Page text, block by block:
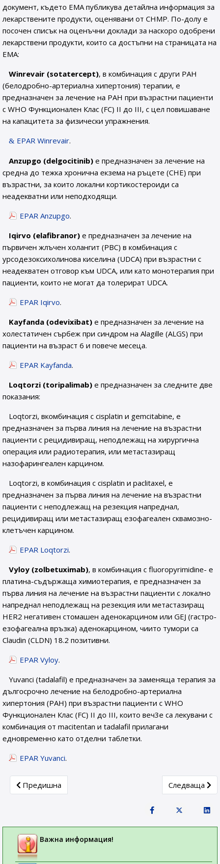
документ, където EMA публикува детайлна информация за
лекарствените продукти, оценявани от CHMP. По-долу е
посочен списък на оценъчни доклади за наскоро одобрени
лекарствени продукти, които са достъпни на страницата на
EMA:
Winrevair (sotatercept), в комбинация с други PAH
(белодробно-артериална хипертония) терапии, е
предназначен за лечение на РАН при възрастни пациенти
с WHO Функционален Клас (FC) II до III, с цел повишаване
на капацитета за физически упражнения.
EPAR Winrevair.
Anzupgo (delgocitinib) е предназначен за лечение на
средна до тежка хронична екзема на ръцете (CHE) при
възрастни, за които локални кортикостероиди са
неадекватни или неподходящи.
EPAR Anzupgo.
Iqirvo (elafibranor) е предназначен за лечение на
първичен жлъчен холангит (PBC) в комбинация с
урсодезоксихолинова киселина (UDCA) при възрастни с
неадекватен отговор към UDCA, или като монотерапия при
пациенти, които не могат да толерират UDCA.
EPAR Iqirvo.
Kayfanda (odevixibat) е предназначен за лечение на
холестатичен сърбеж при синдром на Alagille (ALGS) при
пациенти на възраст 6 и повече месеца.
EPAR Kayfanda.
Loqtorzi (toripalimab) е предназначен за следните две
показания:
Loqtorzi, вкомбинация с cisplatin и gemcitabine, е
предназначен за първа линия на лечение на възрастни
пациенти с рецидивиращ, неподлежащ на хирургична
операция или радиотерапия, или метастазиращ
назофарингеален карцином.
Loqtorzi, в комбинация с cisplatin и paclitaxel, е
предназначен за първа линия на лечение на възрастни
пациенти с неподлежащ на резекция напреднал,
рецидивиращ или метастазиращ езофагеален сквамозно-
клетъчен карцином.
EPAR Loqtorzi.
Vyloy (zolbetuximab), в комбинация с fluoropyrimidine- е
платина-съдържаща химиотерапия, е предназначен за
първа линия на лечение на възрастни пациенти с локално
напреднал неподлежащ на резекция или метастазиращ
HER2 негативен стомашен аденокарцином или GEJ (гастро-
езофагеална връзка) аденокарцином, чиито тумори са
Claudin (CLDN) 18.2 позитивни.
EPAR Vyloy.
Yuvanci (tadalafil) е предназначен за заменяща терапия за
дългосрочно лечение на белодробно-артериална
хипертония (РАН) при възрастни пациенти с WHO
Функционален Клас (FC) II до III, които веч3е са лекувани с
комбинация от macitentan и tadalafil прилагани
едновременно като отделни таблетки.
EPAR Yuvanci.
Previous article: Седмица на лекарствената безопасност
Предишна Next article:
Следваща
Важна информация!